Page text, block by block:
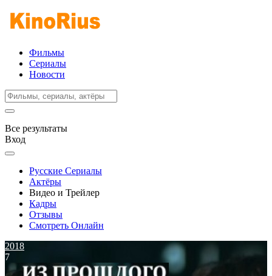
Фильмы
Сериалы
Новости
Все результаты
Вход
Русские Сериалы
Актёры
Видео и Трейлер
Кадры
Отзывы
Смотреть Онлайн
2018
7